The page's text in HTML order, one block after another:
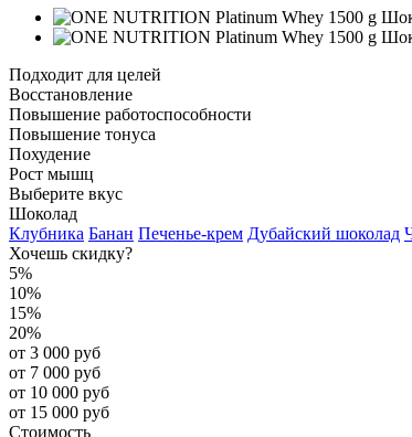
Подходит для целей
Восстановление
Повышение работоспособности
Повышение тонуса
Похудение
Рост мышц
Выберите вкус
Шоколад
Клубника Банан Печенье-крем Дубайский шоколад
Хочешь скидку?
5%
10%
15%
20%
от 3 000 руб
от 7 000 руб
от 10 000 руб
от 15 000 руб
Стоимость